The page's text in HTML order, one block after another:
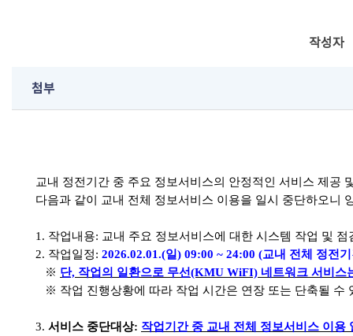
작성자
첨부
교내 정전기간 중 주요 정보서비스의 안정적인 서비스 제공
다음과 같이 교내 전체 정보서비스 이용을 일시 중단하오니
1. 작업내용: 교내 주요 정보서비스에 대한 시스템 작업 및 점
2. 작업일정: 2026.02.01.(일) 09:00 ~ 24:00 (교내 전체 정전
※ 단, 작업의 일환으로 무선(KMU WiFI) 네트워크 서비스
※ 작업 진행상황에 따라 작업 시간은 연장 또는 단축될 수
3. 서비스 중단대상: 작업기간 중 교내 전체 정보서비스 이용